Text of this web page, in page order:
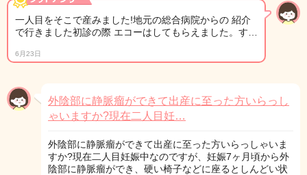
一人目をそこで産みました!地元の総合病院からの 紹介
で行きました初診の際 エコーはしてもらえました。す…
6月23日
外陰部に静脈瘤ができて出産に至った方いらっし
ゃいますか?現在二人目妊…
外陰部に静脈瘤ができて出産に至った方いらっしゃいま
すか?現在二人目妊娠中なのですが、妊娠7ヶ月頃から外
陰部に静脈瘤ができ、硬い椅子などに座るとしんどい状